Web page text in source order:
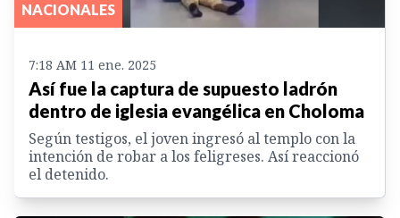
NACIONALES
7:18 AM 11 ene. 2025
Así fue la captura de supuesto ladrón
dentro de iglesia evangélica en Choloma
Según testigos, el joven ingresó al templo con la
intención de robar a los feligreses. Así reaccionó
el detenido.